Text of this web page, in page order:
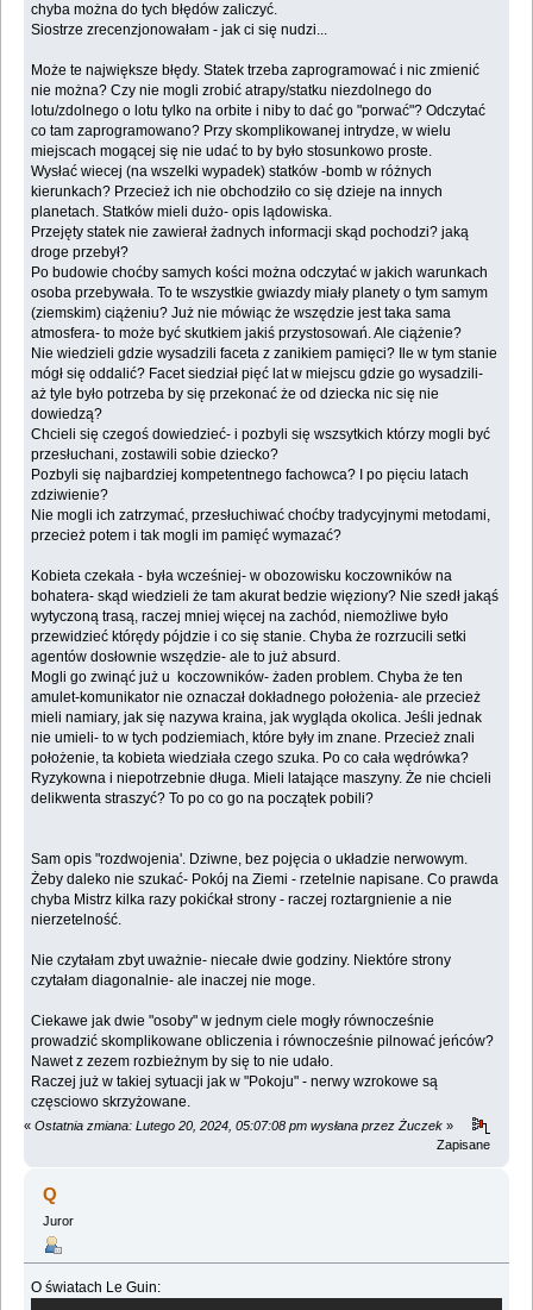
chyba można do tych błędów zaliczyć.
Siostrze zrecenzjonowałam - jak ci się nudzi...
Może te największe błędy. Statek trzeba zaprogramować i nic zmienić
nie można? Czy nie mogli zrobić atrapy/statku niezdolnego do
lotu/zdolnego o lotu tylko na orbite i niby to dać go "porwać"? Odczytać
co tam zaprogramowano? Przy skomplikowanej intrydze, w wielu
miejscach mogącej się nie udać to by było stosunkowo proste.
Wysłać wiecej (na wszelki wypadek) statków -bomb w różnych
kierunkach? Przecież ich nie obchodziło co się dzieje na innych
planetach. Statków mieli dużo- opis lądowiska.
Przejęty statek nie zawierał żadnych informacji skąd pochodzi? jaką
droge przebył?
Po budowie choćby samych kości można odczytać w jakich warunkach
osoba przebywała. To te wszystkie gwiazdy miały planety o tym samym
(ziemskim) ciążeniu? Już nie mówiąc że wszędzie jest taka sama
atmosfera- to może być skutkiem jakiś przystosowań. Ale ciążenie?
Nie wiedzieli gdzie wysadzili faceta z zanikiem pamięci? Ile w tym stanie
mógł się oddalić? Facet siedział pięć lat w miejscu gdzie go wysadzili-
aż tyle było potrzeba by się przekonać że od dziecka nic się nie
dowiedzą?
Chcieli się czegoś dowiedzieć- i pozbyli się wszsytkich którzy mogli być
przesłuchani, zostawili sobie dziecko?
Pozbyli się najbardziej kompetentnego fachowca? I po pięciu latach
zdziwienie?
Nie mogli ich zatrzymać, przesłuchiwać choćby tradycyjnymi metodami,
przecież potem i tak mogli im pamięć wymazać?
Kobieta czekała - była wcześniej- w obozowisku koczowników na
bohatera- skąd wiedzieli że tam akurat bedzie więziony? Nie szedł jakąś
wytyczoną trasą, raczej mniej więcej na zachód, niemożliwe było
przewidzieć którędy pójdzie i co się stanie. Chyba że rozrzucili setki
agentów dosłownie wszędzie- ale to już absurd.
Mogli go zwinąć już u koczowników- żaden problem. Chyba że ten
amulet-komunikator nie oznaczał dokładnego położenia- ale przecież
mieli namiary, jak się nazywa kraina, jak wygląda okolica. Jeśli jednak
nie umieli- to w tych podziemiach, które były im znane. Przecież znali
położenie, ta kobieta wiedziała czego szuka. Po co cała wędrówka?
Ryzykowna i niepotrzebnie długa. Mieli latające maszyny. Że nie chcieli
delikwenta straszyć? To po co go na początek pobili?
Sam opis "rozdwojenia'. Dziwne, bez pojęcia o układzie nerwowym.
Żeby daleko nie szukać- Pokój na Ziemi - rzetelnie napisane. Co prawda
chyba Mistrz kilka razy pokićkał strony - raczej roztargnienie a nie
nierzetelność.
Nie czytałam zbyt uważnie- niecałe dwie godziny. Niektóre strony
czytałam diagonalnie- ale inaczej nie moge.
Ciekawe jak dwie "osoby" w jednym ciele mogły równocześnie
prowadzić skomplikowane obliczenia i równocześnie pilnować jeńców?
Nawet z zezem rozbieżnym by się to nie udało.
Raczej już w takiej sytuacji jak w "Pokoju" - nerwy wzrokowe są
częsciowo skrzyżowane.
« Ostatnia zmiana: Lutego 20, 2024, 05:07:08 pm wysłana przez Żuczek »
Zapisane
Q
Juror
O światach Le Guin: